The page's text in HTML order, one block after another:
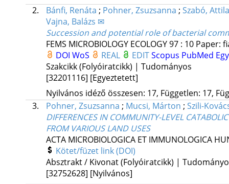
2.
Bánfi, Renáta ; Pohner, Zsuzsanna ; Szabó, Attila
Vajna, Balázs ✉
Succession and potential role of bacterial
FEMS MICROBIOLOGY ECOLOGY97: 10 Paper:
DOI WoS REAL EDITScopus PubMed
Szakcikk (Folyóiratcikk) | Tudományos
[32201116] [Egyeztetett]
Nyilvános idéző összesen: 17, Független: 17,
3.
Pohner, Zsuzsanna ; Mucsi, Márton ; Szili-
DIFFERENCES IN COMMUNITY-LEVEL
FROM VARIOUS LAND USES
ACTA MICROBIOLOGICA ET IMMUNOLOGICA
Kötet/füzet link (DOI)
Absztrakt / Kivonat (Folyóiratcikk) |
[32752628] [Nyilvános]